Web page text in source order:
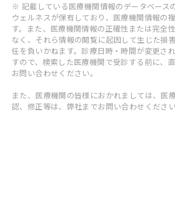
※ 記載している医療機関情報のデータベース
ウェルネスが保有しており、医療機関情報の
す。また、医療機関情報の正確性または完全
なく、それら情報の閲覧に起因して生じた損
任を負いかねます。診療日時・時間が変更さ
すので、検索した医療機関で受診する前に、
お問い合わせください。
また、医療機関の皆様におかれましては、医
認、修正等は、弊社までお問い合わせください